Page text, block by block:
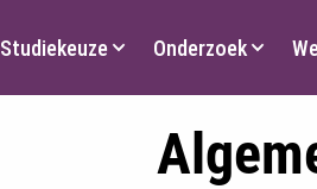
Studiekeuze Onderzoek